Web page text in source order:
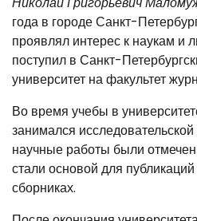
года в городе Санкт-
проявлял интерес к наукам и
поступил в Санкт-
университет на факультет
Во время учебы в
занимался
научные работы были
стали основой для
сборниках.